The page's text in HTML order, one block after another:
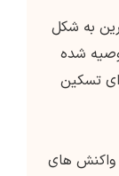
به شکل
شده
برای تسکین
واکنش های